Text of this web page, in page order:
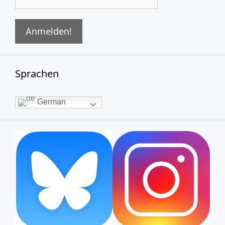
Sprachen
German